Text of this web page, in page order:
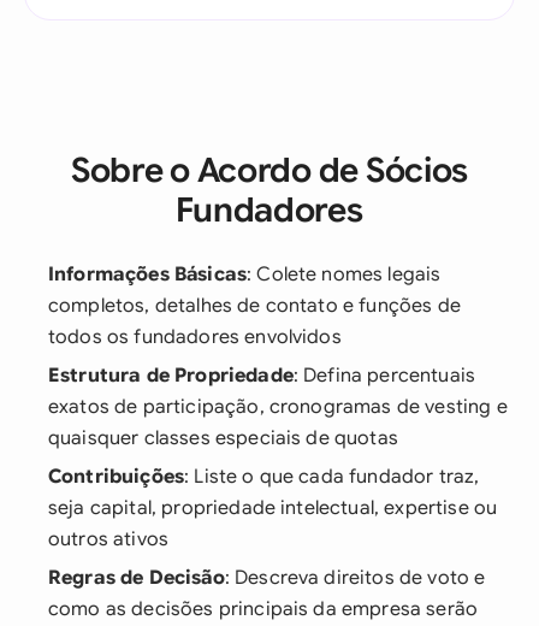
Sobre o Acordo de Sócios
Fundadores
Informações Básicas: Colete nomes legais
completos, detalhes de contato e funções de
todos os fundadores envolvidos
Estrutura de Propriedade: Defina percentuais
exatos de participação, cronogramas de vesting e
quaisquer classes especiais de quotas
Contribuições: Liste o que cada fundador traz,
seja capital, propriedade intelectual, expertise ou
outros ativos
Regras de Decisão: Descreva direitos de voto e
como as decisões principais da empresa serão